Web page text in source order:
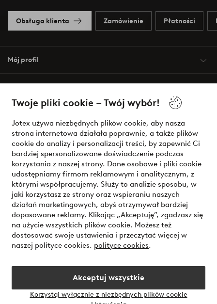
Twoje pliki cookie – Twój wybór!
Jotex używa niezbędnych plików cookie, aby nasza
strona internetowa działała poprawnie, a także plików
cookie do analizy i personalizacji treści, by zapewnić Ci
bardziej spersonalizowane doświadczenie podczas
korzystania z naszej strony. Dane osobowe i pliki cookie
udostępniamy firmom reklamowym i analitycznym, z
którymi współpracujemy. Służy to analizie sposobu, w
jaki korzystasz ze strony oraz wspieraniu naszych
działań marketingowych, abyś otrzymywał bardziej
dopasowane reklamy. Klikając „Akceptuję”, zgadzasz się
na użycie wszystkich plików cookie. Możesz też
dostosować swoje ustawienia i przeczytać więcej w
naszej polityce cookies. polityce cookies.
Akceptuj wszystkie
Korzystaj wyłącznie z niezbędnych plików cookie
Obsługa klienta Zamówienie Płatności
Mój profil
Warunki
Bezpieczne płatności - zapłać teraz lub podziel się
Chcesz dowiedzieć się więcej o naszych opcjach płatności